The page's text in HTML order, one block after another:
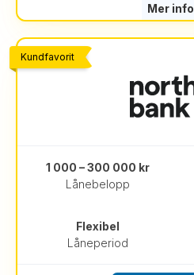
Mer info
Kundfavorit
Lånebelopp
1 000 – 300 000 kr
Låneperiod
Flexibel